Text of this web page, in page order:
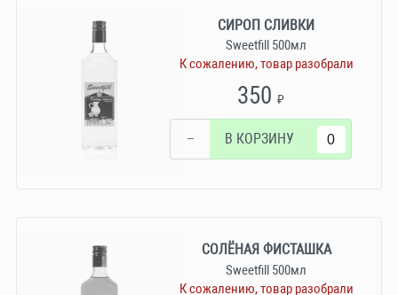
СИРОП СЛИВКИ
Sweetfill 500мл
К сожалению, товар разобрали
350₽
− В КОРЗИНУ
СОЛЁНАЯ ФИСТАШКА
Sweetfill 500мл
К сожалению, товар разобрали